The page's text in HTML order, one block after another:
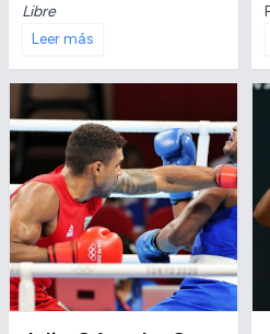
Libre
Leer más